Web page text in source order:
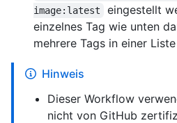
image:latest
eingestellt
einzelnes Tag wie unten
mehrere Tags in einer
Hinweis
Dieser Workflow
nicht von GitHub